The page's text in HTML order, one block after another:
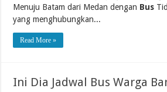
Menuju Batam dari Medan dengan Bus
yang menghubungkan...
Read More »
Ini Dia Jadwal Bus Warga